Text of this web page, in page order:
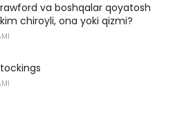
va boshqalar qoyatosh
chiroyli, ona yoki qizmi?